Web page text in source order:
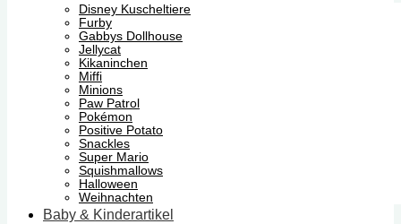
Disney Kuscheltiere
Furby
Gabbys Dollhouse
Jellycat
Kikaninchen
Miffi
Minions
Paw Patrol
Pokémon
Positive Potato
Snackles
Super Mario
Squishmallows
Halloween
Weihnachten
Baby & Kinderartikel